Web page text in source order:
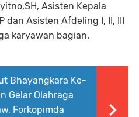
Asisten Kepala
dan Asisten Afdeling I, II, III
karyawan bagian.
Bhayangkara Ke-
Gelar Olahraga
Forkopimda